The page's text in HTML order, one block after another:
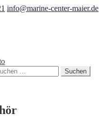
info@marine-center-maier.de
Suchen